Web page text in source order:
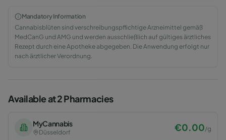
Mandatory Information
Cannabisblüten sind verschreibungspflichtige Arzneimittel gemäß
MedCanG und AMG und werden ausschließlich auf gültiges ärztliches
Rezept durch eine Apotheke abgegeben. Die Anwendung erfolgt nur
nach ärztlicher Verordnung.
Available at 2 Pharmacies
MyCannabis
Düsseldorf €0.00/g